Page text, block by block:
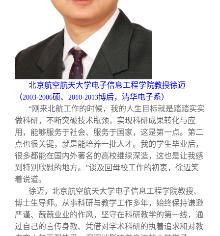
信息化服务
三创大赛
实用信息
总会简介
会长致辞
总会章程
理事会名单
制度法规
联系我们
关闭
北京航空航天大学电子信息工程学院教授徐迈
（2003-2006硕、 2010-2013博后，清华电子系）
“刚来北航工作的时候，我的人生目标就是踏踏实实
做科研，不断突破技术瓶颈，实现科研成果转化与应
用，能够服务于社会、服务于国家，这是第一点。第二
点也很关键，就是能培养一批人才。我的学生毕业后，
很多都能在国内外著名的高校继续深造，这也是让我感
到特别欣慰的地方。”谈及回母校工作的初衷，徐迈笑
着说道。
徐迈，北京航空航天大学电子信息工程学院教授、
博士生导师。从事科研与教学工作多年，始终保持谦逊
严谨、兢兢业业的作风，坚守在科研教学的第一线，通
过自己的言传身教、凭借对学术科研的执着追求和对教